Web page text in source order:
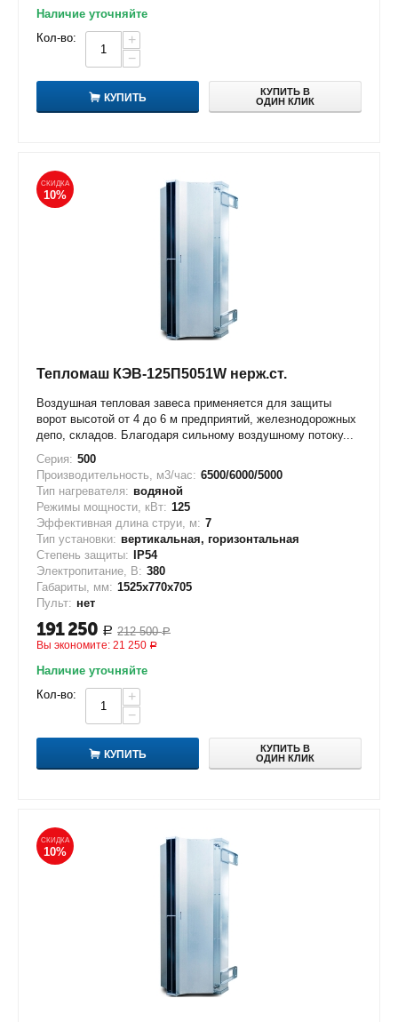
Наличие уточняйте
Кол-во:
+
−
КУПИТЬ
КУПИТЬ В
ОДИН КЛИК
СКИДКА
10%
Тепломаш КЭВ-125П5051W нерж.ст.
Воздушная тепловая завеса применяется для защиты
ворот высотой от 4 до 6 м предприятий, железнодорожных
депо, складов. Благодаря сильному воздушному потоку...
Серия: 500
Производительность, м3/час: 6500/6000/5000
Тип нагревателя: водяной
Режимы мощности, кВт: 125
Эффективная длина струи, м: 7
Тип установки: вертикальная, горизонтальная
Степень защиты:
IP54
Электропитание, В: 380
Габариты, мм: 1525х770х705
Пульт: нет
191 250 Р 212 500 Р
Вы экономите: 21 250 Р
Наличие уточняйте
Кол-во:
+
−
КУПИТЬ
КУПИТЬ В
ОДИН КЛИК
СКИДКА
10%